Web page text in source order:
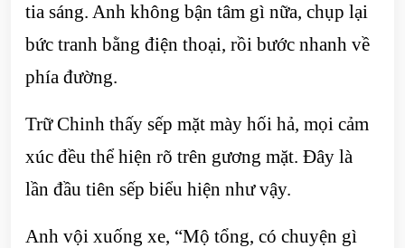
tia sáng. Anh không bận tâm gì nữa, chụp lại
bức tranh bằng điện thoại, rồi bước nhanh về
phía đường.
Trữ Chinh thấy sếp mặt mày hối hả, mọi cảm
xúc đều thể hiện rõ trên gương mặt. Đây là
lần đầu tiên sếp biểu hiện như vậy.
Anh vội xuống xe, “Mộ tổng, có chuyện gì